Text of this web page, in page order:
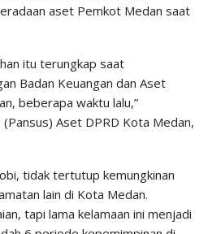
aset Pemkot Medan saat
itu terungkap saat
Badan Keuangan dan Aset
beberapa waktu lalu,”
Aset DPRD Kota Medan,
tidak tertutup kemungkinan
lain di Kota Medan.
tapi lama kelamaan ini menjadi